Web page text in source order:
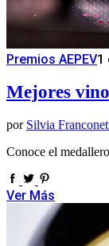
Premios AEPEV1
Mejores
por Silvia
Conoce el
Ver Más